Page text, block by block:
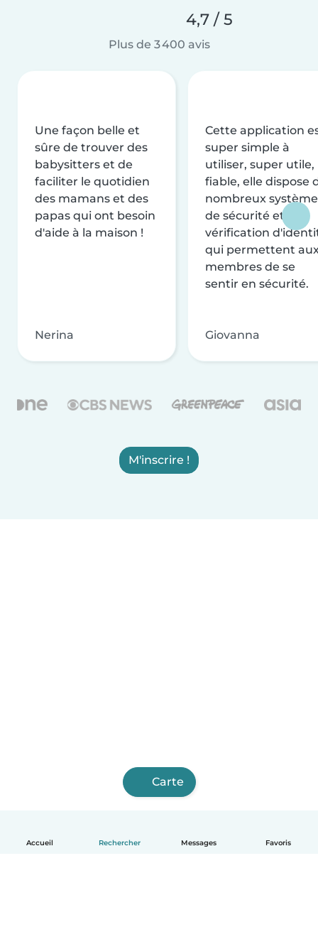
Accueil Rechercher Messages Favoris
4,7 / 5
Plus de 3 400 avis
Une façon belle et
sûre de trouver des
babysitters et de
faciliter le quotidien
des mamans et des
papas qui ont besoin
d'aide à la maison !
Nerina
Cette application
super simple à
utiliser, super utile,
fiable, elle dispose
nombreux
de sécurité et de
vérification
qui permettent
membres de se
sentir en sécurité.
Giovanna
M'inscrire !
Carte